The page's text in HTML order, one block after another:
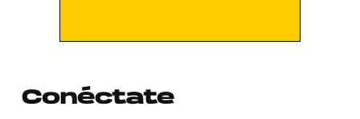
Conéctate